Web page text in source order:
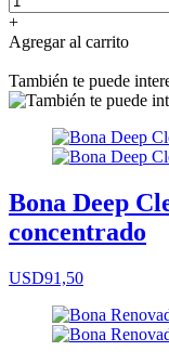
+
Agregar al carrito
También te puede
Bona Deep
concentrado
USD91,50